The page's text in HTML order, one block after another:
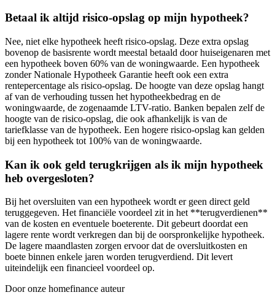
Betaal ik altijd risico-opslag op mijn hypotheek?
Nee, niet elke hypotheek heeft risico-opslag. Deze extra opslag
bovenop de basisrente wordt meestal betaald door huiseigenaren met
een hypotheek boven 60% van de woningwaarde. Een hypotheek
zonder Nationale Hypotheek Garantie heeft ook een extra
rentepercentage als risico-opslag. De hoogte van deze opslag hangt
af van de verhouding tussen het hypotheekbedrag en de
woningwaarde, de zogenaamde LTV-ratio. Banken bepalen zelf de
hoogte van de risico-opslag, die ook afhankelijk is van de
tariefklasse van de hypotheek. Een hogere risico-opslag kan gelden
bij een hypotheek tot 100% van de woningwaarde.
Kan ik ook geld terugkrijgen als ik mijn hypotheek
heb overgesloten?
Bij het oversluiten van een hypotheek wordt er geen direct geld
teruggegeven. Het financiële voordeel zit in het **terugverdienen**
van de kosten en eventuele boeterente. Dit gebeurt doordat een
lagere rente wordt verkregen dan bij de oorspronkelijke hypotheek.
De lagere maandlasten zorgen ervoor dat de oversluitkosten en
boete binnen enkele jaren worden terugverdiend. Dit levert
uiteindelijk een financieel voordeel op.
Door onze homefinance auteur